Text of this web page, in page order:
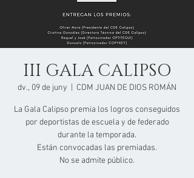
III GALA CALIPSO
dv., 09 de juny CDM JUAN DE DIOS ROMÁN
La Gala Calipso premia los logros conseguidos
por deportistas de escuela y de federado
durante la temporada.
Están convocadas las premiadas.
No se admite público.